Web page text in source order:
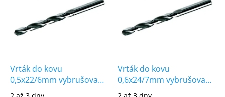
d
u
Vrták do kovu
0,5x22/6mm vybrušovaný
HSS-G DIN338
Vrták do kovu
0,6x24/7mm vybrušovaný
HSS-G DIN338